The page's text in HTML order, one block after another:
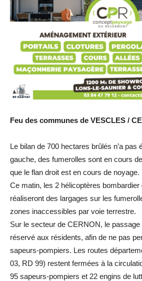
Feu des communes de VESCLES /
Le bilan de 700 hectares brûlés n’a pas
gauche, des fumerolles sont en cours
que le flan droit est en cours de noyage.
Ce matin, les 2 hélicoptères bombardier
réaliseront des largages sur les
zones inaccessibles par voie terrestre.
Sur le secteur de CERNON, le
réservé aux résidents, afin de ne pas
sapeurs-pompiers. Les routes
03, RD 99) restent fermées à la
95 sapeurs-pompiers et 22 engins de